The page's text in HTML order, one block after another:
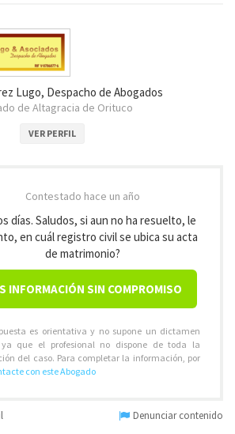
Lugo, Despacho de Abogados
de Altagracia de Orituco
VER PERFIL
Contestado hace un año
días. Saludos, si aun no ha resuelto, le
en cuál registro civil se ubica su acta
de matrimonio?
INFORMACIÓN SIN COMPROMISO
es orientativa y no supone un dictamen
que el profesional no dispone de toda la
del caso. Para completar la información, por
con este Abogado
Denunciar contenido